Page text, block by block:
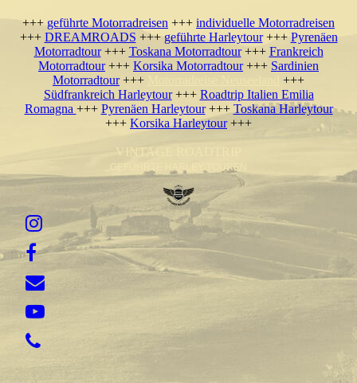
+++ geführte Motorradreisen +++ individuelle Motorradreisen
+++ DREAMROADS +++ geführte Harleytour+++ Pyrenäen
Motorradtour+++ Toskana Motorradtour+++ Frankreich
Motorradtour+++ Korsika Motorradtour+++ Sardinien
Motorradtour+++
+++
Südfrankreich Harleytour+++ Roadtrip Italien Emilia
Romagna +++ Pyrenäen Harleytour+++ Toskana Harleytour
+++ Korsika Harleytour+++
VINTAGE ROADTRIP
GEFÜHRTE HARLEY TOUREN